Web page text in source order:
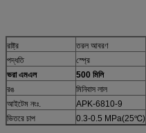
রাষ্ট্র
তরল আবরণ
পদ্ধতি
স্প্রে
ভরা এমএল
500 মিলি
রঙ
মিনিবাস লাল
আইটেম নংঃ.
APK-6810-9
ভিতরে চাপ
0.3-0.5 MPa(25℃)